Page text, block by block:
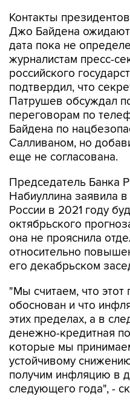
Контакты
Джо Байдена
дата пока не
журналистам пресс-
российского
подтвердил, что
Патрушев обсуждал
переговорам по
Байдена по
Салливаном, но
еще не согласована.
Председатель Банка
Набиуллина заявила
России в 2021 году
октябрьского
она не прояснила
относительно
его декабрьском
"Мы считаем, что этот
обоснован и что
этих пределах, а в
денежно-кредитная
которые мы
устойчивому
получим инфляцию в
следующего года", -